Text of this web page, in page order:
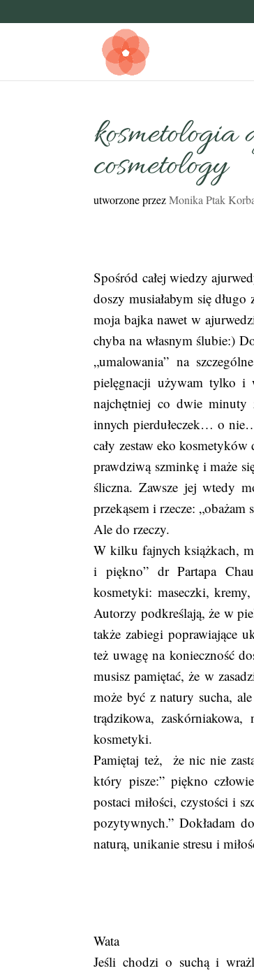
cosmetology
utworzone przezMonika Ptak
Spośród całej wiedzy
doszy musiałabym się
moja bajka nawet w
chyba na własnym ślubie:)
„umalowania” na
pielęgnacji używam tylko i
najchętniej co dwie minuty
innych pierdułeczek… o
cały zestaw eko
prawdziwą szminkę i maże
śliczna. Zawsze jej wtedy
przekąsem i rzecze: „obażam
Ale do rzeczy.
W kilku fajnych książkach,
i piękno” dr Partapa
kosmetyki: maseczki,
Autorzy podkreślają, że w
także zabiegi poprawiające
też uwagę na konieczność
musisz pamiętać, że w
może być z natury sucha,
trądzikowa,
kosmetyki.
Pamiętaj też, że nic nie
który pisze:” piękno
postaci miłości, czystości i
pozytywnych.” Dokładam
naturą, unikanie stresu i
Wata
Jeśli chodzi o suchą i